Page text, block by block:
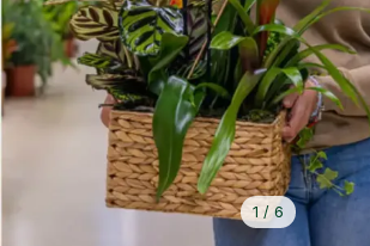
1 / 6